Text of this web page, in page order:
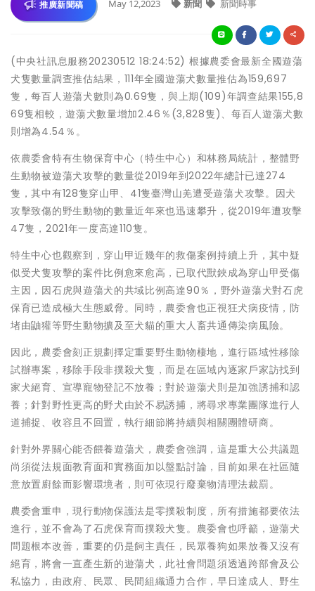
推廣新聞稿 May 12,2023 新聞 新聞時事
(中央社訊息服務20230512 18:24:52) 根據農委會最新全國遊蕩
犬隻數量調查推估結果，111年全國遊蕩犬數量推估為159,697
隻，每百人遊蕩犬數則為0.69隻，與上期(109)年調查結果155,8
69隻相較，遊蕩犬數量增加2.46％(3,828隻)、每百人遊蕩犬數
則增為4.54％。
依農委會特有生物保育中心（特生中心）和林務局統計，整體野
生動物被遊蕩犬攻擊的數量從2019年到2022年總計已達274
隻，其中有128隻穿山甲、41隻臺灣山羌遭受遊蕩犬攻擊。因犬
攻擊致傷的野生動物的數量近年來也迅速攀升，從2019年遭攻擊
47隻，2021年一度高達110隻。
特生中心也觀察到，穿山甲近幾年的救傷案例持續上升，其中疑
似受犬隻攻擊的案件比例愈來愈高，已取代獸鋏成為穿山甲受傷
主因，因石虎與遊蕩犬的共域比例高達90％，野外遊蕩犬對石虎
保育已造成極大生態威脅。同時，農委會也正視狂犬病疫情，防
堵由鼬獾等野生動物擴及至犬貓的重大人畜共通傳染病風險。
因此，農委會刻正規劃擇定重要野生動物棲地，進行區域性移除
試辦專案，移除手段非撲殺犬隻，而是在區域內逐家戶家訪找到
家犬絕育、宣導寵物登記不放養；對於遊蕩犬則是加強誘捕和認
養；針對野性更高的野犬由於不易誘捕，將尋求專業團隊進行人
道捕捉、收容且不回置，執行細節將持續與相關團體研商。
針對外界關心能否餵養遊蕩犬，農委會強調，這是重大公共議題
尚須從法規面教育面和實務面加以盤點討論，目前如果在社區隨
意放置廚餘而影響環境者，則可依現行廢棄物清理法裁罰。
農委會重申，現行動物保護法是零撲殺制度，所有措施都要依法
進行，並不會為了石虎保育而撲殺犬隻。農委會也呼籲，遊蕩犬
問題根本改善，重要的仍是飼主責任，民眾養狗如果放養又沒有
絕育，將會一直產生新的遊蕩犬，此社會問題須透過跨部會及公
私協力，由政府、民眾、民間組織通力合作，早日達成人、野生